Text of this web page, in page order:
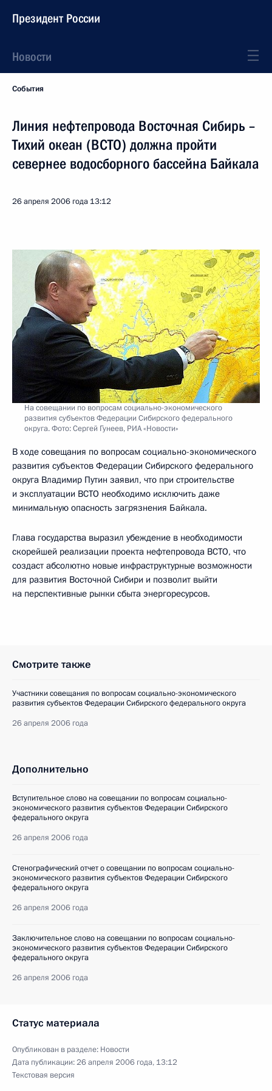
Президент России
Новости
События
Линия нефтепровода Восточная Сибирь –
Тихий океан (ВСТО) должна пройти
севернее водосборного бассейна Байкала
26 апреля 2006 года 13:12
На совещании по вопросам социально-экономического
развития субъектов Федерации Сибирского федерального
округа. Фото: Сергей Гунеев, РИА «Новости»
В ходе совещания по вопросам социально-экономического
развития субъектов Федерации Сибирского федерального
округа Владимир Путин заявил, что при строительстве
и эксплуатации ВСТО необходимо исключить даже
минимальную опасность загрязнения Байкала.
Глава государства выразил убеждение в необходимости
скорейшей реализации проекта нефтепровода ВСТО, что
создаст абсолютно новые инфраструктурные возможности
для развития Восточной Сибири и позволит выйти
на перспективные рынки сбыта энергоресурсов.
Смотрите также
Участники совещания по вопросам социально-экономического
развития субъектов Федерации Сибирского федерального округа
26 апреля 2006 года
Дополнительно
Вступительное слово на совещании по вопросам социально-
экономического развития субъектов Федерации Сибирского
федерального округа
26 апреля 2006 года
Стенографический отчет о совещании по вопросам социально-
экономического развития субъектов Федерации Сибирского
федерального округа
26 апреля 2006 года
Заключительное слово на совещании по вопросам социально-
экономического развития субъектов Федерации Сибирского
федерального округа
26 апреля 2006 года
Статус материала
Опубликован в разделе: Новости
Дата публикации:26 апреля 2006 года, 13:12
Текстовая версия